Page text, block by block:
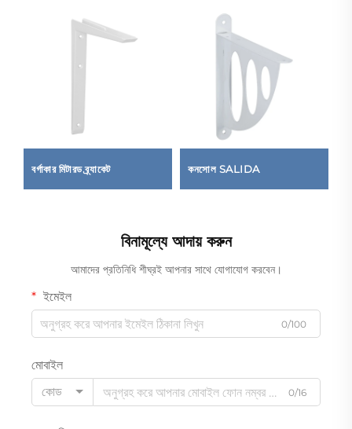
বর্গাকার মিটারড ব্র্যাকেট কনসোল SALIDA
বিনামূল্যে আদায় করুন
আমাদের প্রতিনিধি শীঘ্রই আপনার সাথে যোগাযোগ করবেন।
ইমেইল
0/100
মোবাইল
কোড
0/16